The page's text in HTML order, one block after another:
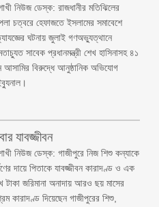
নিউজ ডেস্ক: রাজধানীর মতিঝিলের
চত্বরে হেফাজতে ইসলামের সমাবেশে
ঘটনায় জুলাই গণঅভ্যুত্থানে
সাবেক প্রধানমন্ত্রী শেখ হাসিনাসহ ৪১
আসামির বিরুদ্ধে আনুষ্ঠানিক অভিযোগ
যাবজ্জীবন
নিউজ ডেস্ক: গাজীপুরে নিজ শিশু কন্যাকে
দায়ে পিতাকে যাবজ্জীবন কারাদণ্ড ও এক
টাকা জরিমানা অনাদায় আরও ছয় মাসের
কারাদণ্ড দিয়েছেন গাজীপুরের শিশু,